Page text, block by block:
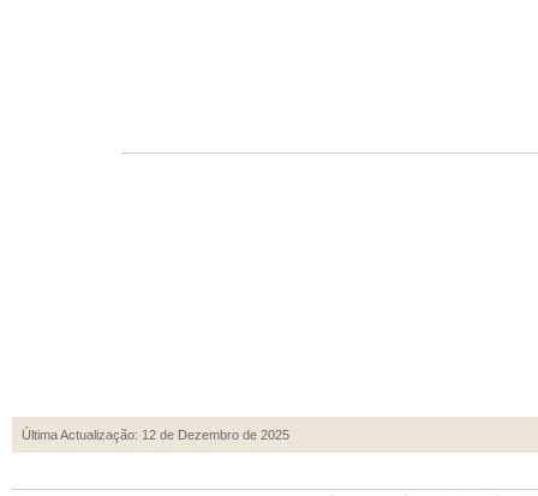
Última Actualização: 12 de Dezembro de 2025